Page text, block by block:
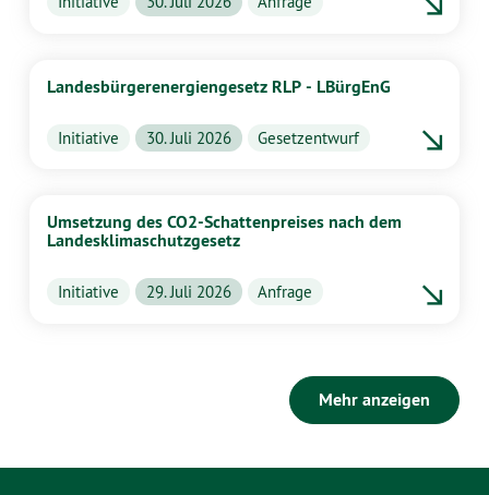
Landesbürgerenergiengesetz RLP - LBürgEnG
Initiative 30. Juli 2026 Gesetzentwurf
Umsetzung des CO2-Schattenpreises nach dem
Landesklimaschutzgesetz
Initiative 29. Juli 2026 Anfrage
Mehr anzeigen